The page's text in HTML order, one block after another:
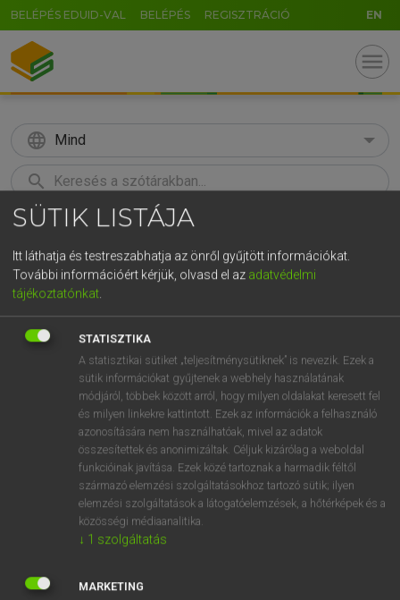
BELÉPÉS EDUID-VAL BELÉPÉS REGISZTRÁCIÓ EN
menu
language Mind
search
KERESÉS
Európai uniós terminológiai szótár
VAN ELŐFIZETÉSED?
Van előfizetésem a teljes szócikk megtekintéséhez.
BELÉPÉS
SÜTIK LISTÁJA
Itt láthatja és testreszabhatja az önről gyűjtött információkat.
További információért kérjük, olvasd el az adatvédelmi
tájékoztatónkat.
STATISZTIKA
A statisztikai sütiket „teljesítménysütiknek” is nevezik. Ezek a
sütik információkat gyűjtenek a webhely használatának
módjáról, többek között arról, hogy milyen oldalakat keresett fel
és milyen linkekre kattintott. Ezek az információk a felhasználó
azonosítására nem használhatóak, mivel az adatok
összesítettek és anonimizáltak. Céljuk kizárólag a weboldal
funkcióinak javítása. Ezek közé tartoznak a harmadik féltől
származó elemzési szolgáltatásokhoz tartozó sütik; ilyen
elemzési szolgáltatások a látogatóelemzések, a hőtérképek és a
közösségi médiaanalitika.
↓ 1 szolgáltatás
MARKETING
GR
t z u i o p
g h j k l é á ű Ω
n m , . AltGr